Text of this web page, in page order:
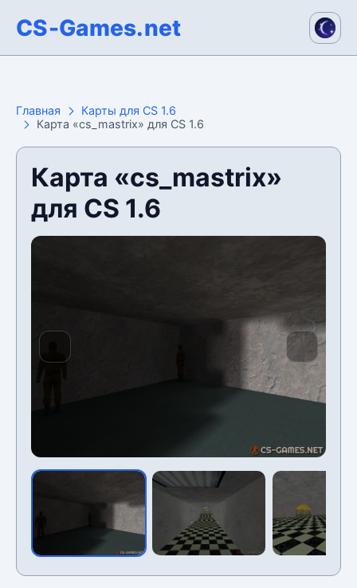
CS-Games.net
Главная
Карты для CS 1.6
Карта «cs_mastrix» для CS 1.6
Карта «cs_mastrix»
для CS 1.6